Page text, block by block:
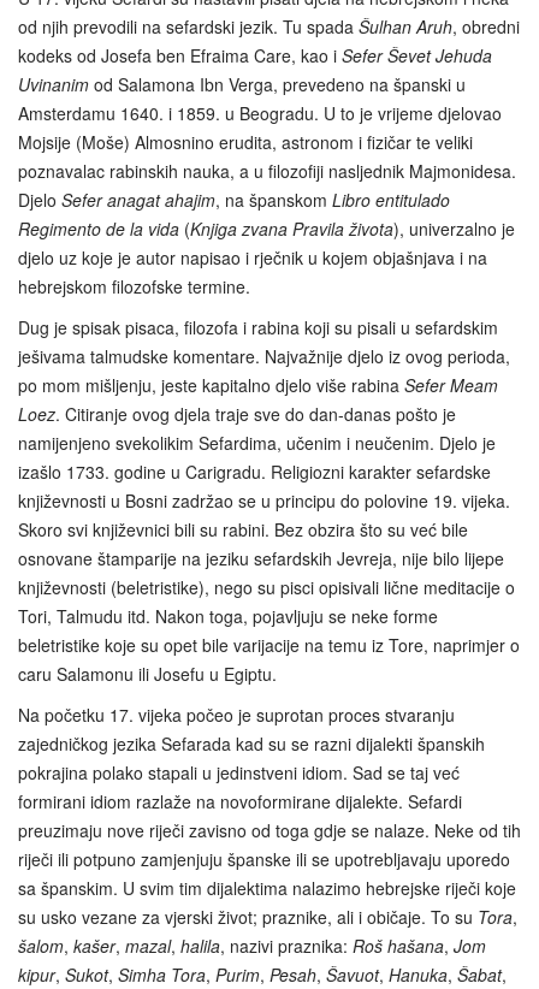
od njih prevodili na sefardski jezik. Tu spada Šulhan Aruh, obredni
kodeks od Josefa ben Efraima Care, kao i Sefer Ševet Jehuda
Uvinanim od Salamona Ibn Verga, prevedeno na španski u
Amsterdamu 1640. i 1859. u Beogradu. U to je vrijeme djelovao
Mojsije (Moše) Almosnino erudita, astronom i fizičar te veliki
poznavalac rabinskih nauka, a u filozofiji nasljednik Majmonidesa.
Djelo Sefer anagat ahajim, na španskom Libro entitulado
Regimento de la vida (Knjiga zvana Pravila života), univerzalno je
djelo uz koje je autor napisao i rječnik u kojem objašnjava i na
hebrejskom filozofske termine.
Dug je spisak pisaca, filozofa i rabina koji su pisali u sefardskim
ješivama talmudske komentare. Najvažnije djelo iz ovog perioda,
po mom mišljenju, jeste kapitalno djelo više rabina Sefer Meam
Loez. Citiranje ovog djela traje sve do dan-danas pošto je
namijenjeno svekolikim Sefardima, učenim i neučenim. Djelo je
izašlo 1733. godine u Carigradu. Religiozni karakter sefardske
književnosti u Bosni zadržao se u principu do polovine 19. vijeka.
Skoro svi književnici bili su rabini. Bez obzira što su već bile
osnovane štamparije na jeziku sefardskih Jevreja, nije bilo lijepe
književnosti (beletristike), nego su pisci opisivali lične meditacije o
Tori, Talmudu itd. Nakon toga, pojavljuju se neke forme
beletristike koje su opet bile varijacije na temu iz Tore, naprimjer o
caru Salamonu ili Josefu u Egiptu.
Na početku 17. vijeka počeo je suprotan proces stvaranju
zajedničkog jezika Sefarada kad su se razni dijalekti španskih
pokrajina polako stapali u jedinstveni idiom. Sad se taj već
formirani idiom razlaže na novoformirane dijalekte. Sefardi
preuzimaju nove riječi zavisno od toga gdje se nalaze. Neke od tih
riječi ili potpuno zamjenjuju španske ili se upotrebljavaju uporedo
sa španskim. U svim tim dijalektima nalazimo hebrejske riječi koje
su usko vezane za vjerski život; praznike, ali i običaje. To su Tora,
šalom, kašer, mazal, halila, nazivi praznika: Roš hašana, Jom
kipur, Sukot, Simha Tora, Purim, Pesah, Šavuot, Hanuka, Šabat,